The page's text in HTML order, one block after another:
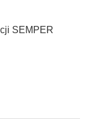
SEMPER